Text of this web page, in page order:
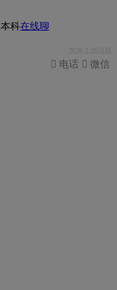
本科在线聊
2026.2.26活跃
 微信
 电话